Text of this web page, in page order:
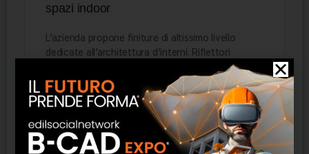
spazi indoor
L’azienda propone finiture di altissimo livello
dedicate all’architettura d’interni. Riflettori
puntati sulle linee Classici e Metallic, per superfici
che fondono l’antica tradizione artigianale con
le…
Federica Seregni
24 Aprile 2026
0